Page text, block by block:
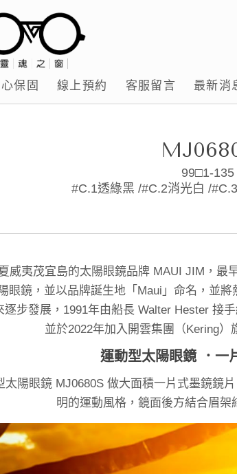
保固 線上預約 客服留言 最新消
99□1-135
#C.1透綠黑 /#C.2消光白 /
威夷茂宜島的太陽眼鏡品牌 MAUI JIM，最
眼鏡，並以品牌誕生地「Maui」命名，並將
逐步發展，1991年由船長 Walter Hester 接
並於2022年加入開雲集團（Kering）
運動型太陽眼鏡 ．一
太陽眼鏡 MJ0680S 做大面積一片式墨鏡鏡
明的運動風格，鏡面後方結合眉架